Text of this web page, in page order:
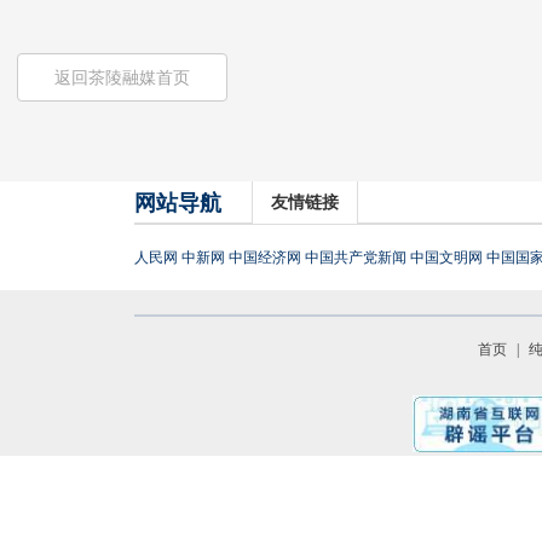
返回茶陵融媒首页
网站导航 友情链接
人民网 中新网 中国经济网 中国共产党新闻 中国文明网 中国国
首页 |